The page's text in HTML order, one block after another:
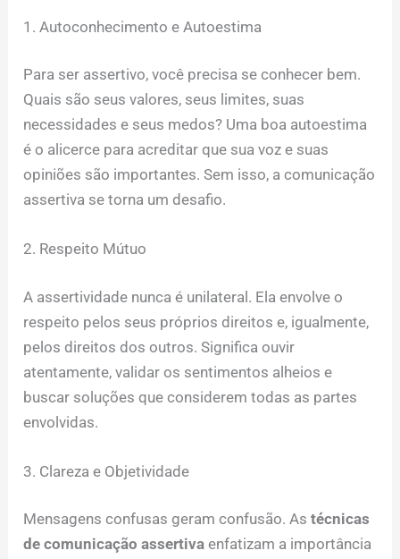
1. Autoconhecimento e Autoestima
Para ser assertivo, você precisa se conhecer bem.
Quais são seus valores, seus limites, suas
necessidades e seus medos? Uma boa autoestima
é o alicerce para acreditar que sua voz e suas
opiniões são importantes. Sem isso, a comunicação
assertiva se torna um desafio.
2. Respeito Mútuo
A assertividade nunca é unilateral. Ela envolve o
respeito pelos seus próprios direitos e, igualmente,
pelos direitos dos outros. Significa ouvir
atentamente, validar os sentimentos alheios e
buscar soluções que considerem todas as partes
envolvidas.
3. Clareza e Objetividade
Mensagens confusas geram confusão. Astécnicas
de comunicação assertiva enfatizam a importância